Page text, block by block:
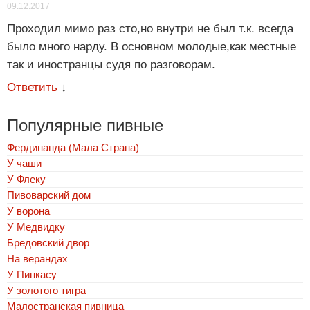
09.12.2017
Проходил мимо раз сто,но внутри не был т.к. всегда
было много нарду. В основном молодые,как местные
так и иностранцы судя по разговорам.
Ответить ↓
Популярные пивные
Фердинанда (Мала Страна)
У чаши
У Флеку
Пивоварский дом
У ворона
У Медвидку
Бредовский двор
На верандах
У Пинкасу
У золотого тигра
Малостранская пивница